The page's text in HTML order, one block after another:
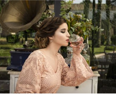
Sesión roommatehotels